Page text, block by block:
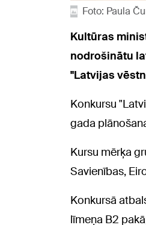
Foto: Paula
Kultūras
nodrošinātu
"Latvijas
Konkursu
gada
Kursu mērķa
Savienības,
Konkursā
līmeņa B2